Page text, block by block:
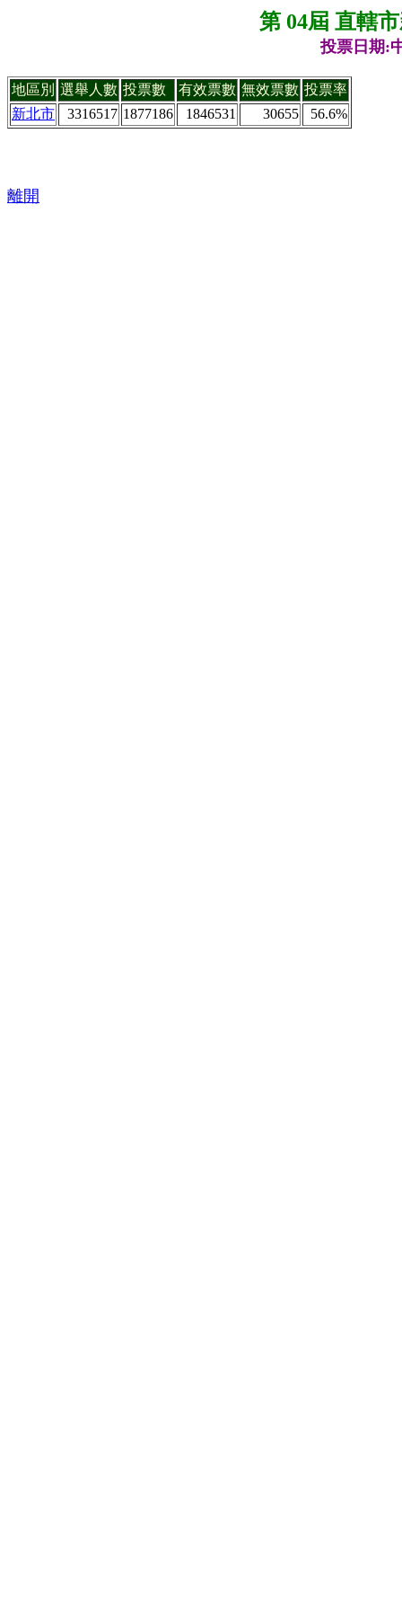
第 04屆 直轄
投票日期:
地區別 選舉人數 投票數 有效票數 無效票數 投票率
新北市
3316517 1877186 1846531 30655 56.6%
離開